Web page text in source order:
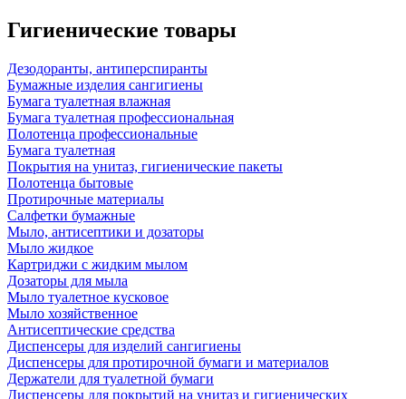
Гигиенические товары
Дезодоранты, антиперспиранты
Бумажные изделия сангигиены
Бумага туалетная влажная
Бумага туалетная профессиональная
Полотенца профессиональные
Бумага туалетная
Покрытия на унитаз, гигиенические пакеты
Полотенца бытовые
Протирочные материалы
Салфетки бумажные
Мыло, антисептики и дозаторы
Мыло жидкое
Картриджи с жидким мылом
Дозаторы для мыла
Мыло туалетное кусковое
Мыло хозяйственное
Антисептические средства
Диспенсеры для изделий сангигиены
Диспенсеры для протирочной бумаги и материалов
Держатели для туалетной бумаги
Диспенсеры для покрытий на унитаз и гигиенических